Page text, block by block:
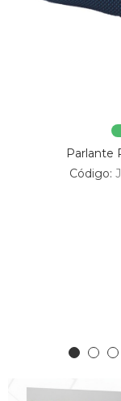
Parlante
Código: